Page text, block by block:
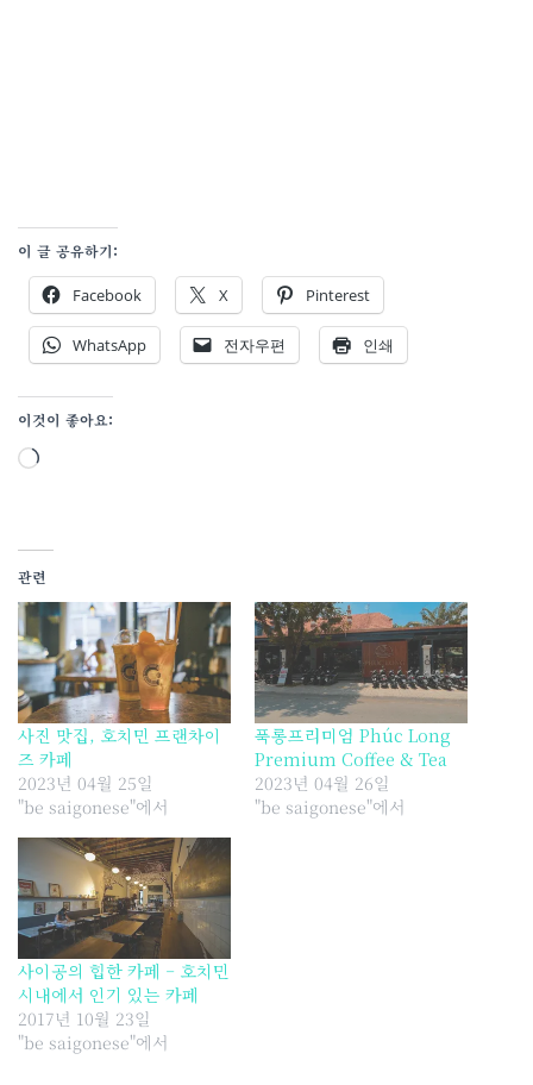
이 글 공유하기:
Facebook X Pinterest
WhatsApp 전자우편 인쇄
이것이 좋아요:
로
관련
사진 맛집, 호치민 프랜차이
즈 카페
2023년 04월 25일
"be saigonese"에서
푹롱프리미엄 Phúc Long
Premium Coffee & Tea
2023년 04월 26일
"be saigonese"에서
사이공의 힙한 카페 – 호치민
시내에서 인기 있는 카페
2017년 10월 23일
"be saigonese"에서